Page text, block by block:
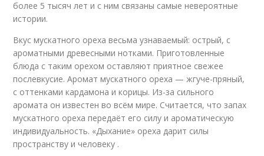
более 5 тысяч лет и с ним связаны самые невероятные
истории.
Вкус мускатного ореха весьма узнаваемый: острый, с
ароматными древесными нотками. Приготовленные
блюда с таким орехом оставляют приятное свежее
послевкусие. Аромат мускатного ореха — жгуче-пряный,
с оттенками кардамона и корицы. Из-за сильного
аромата он известен во всём мире. Считается, что запах
мускатного ореха передаёт его силу и ароматическую
индивидуальность. «Дыхание» ореха дарит силы
пространству и человеку .